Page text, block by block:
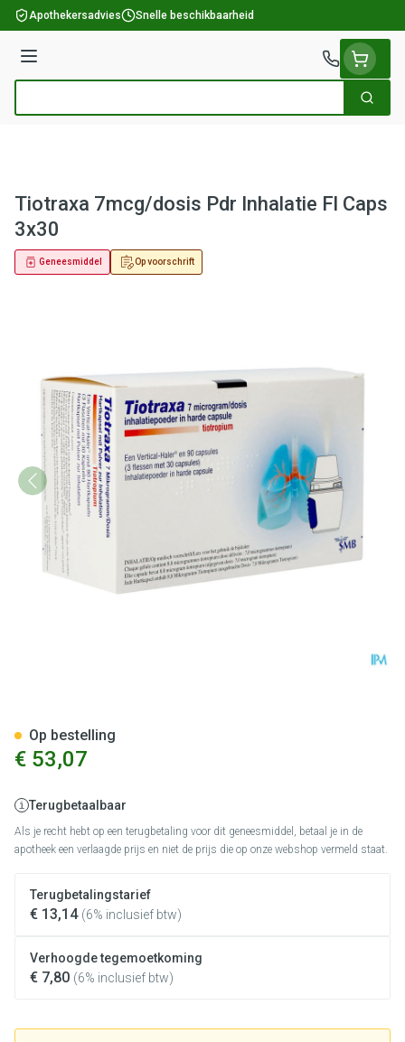
Ga naar de inhoud
Apothekersadvies Snelle beschikbaarheid
Menu
Zoek
Tiotraxa 7mcg/dosis Pdr Inhalatie Fl Caps
3x30
Op voorschrift
Geneesmiddel
€ 53,07
Terugbetaalbaar
Als je recht hebt op een terugbetaling voor dit geneesmiddel, betaal je in de
apotheek een verlaagde prijs en niet de prijs die op onze webshop vermeld staat.
Terugbetalingstarief
€ 13,14 (6% inclusief btw)
Verhoogde tegemoetkoming
€ 7,80 (6% inclusief btw)
Op bestelling